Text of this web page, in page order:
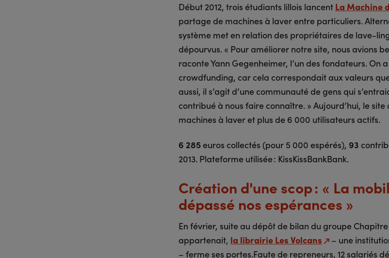
Début 2012, trois étudiants lillois lancent La Machine
partage de machines à laver entre particuliers.
système met en relation des propriétaires de lave-
dépourvus. « Pour améliorer notre site, nous avions
raconte Yann Gegenheimer, l’un des fondateurs. On
crowdfunding, car cela correspondait aux valeurs
aussi, il s’agit d’une communauté de gens qui
contribué à nous faire connaître. » Aujourd’hui, le site
machines à laver et plus de 6 000 utilisateurs actifs.
6 285 euros collectés (pour 5 000 espérés), 93
2013. Plateforme utilisée : KissKissBankBank.
Création d'une scop : « La
dépassé nos espérances »
En février, suite au dépôt de bilan du groupe
appartenait, la librairie Les Volcans
– une
– ferme ses portes.Faute de repreneurs, 12 salariés